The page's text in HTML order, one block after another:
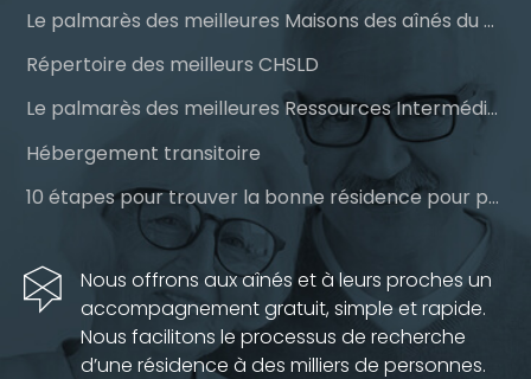
Le palmarès des meilleures Maisons des aînés du Québec
Répertoire des meilleurs CHSLD
Le palmarès des meilleures Ressources Intermédiaires (RI)
Hébergement transitoire
10 étapes pour trouver la bonne résidence pour personnes âgées
Nous offrons aux aînés et à leurs proches un
accompagnement gratuit, simple et rapide.
Nous facilitons le processus de recherche
d’une résidence à des milliers de personnes.